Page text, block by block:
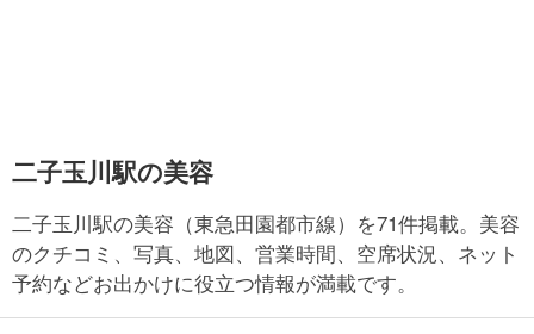
二子玉川駅の美容
二子玉川駅の美容（東急田園都市線）を71件掲載。美容
のクチコミ、写真、地図、営業時間、空席状況、ネット
予約などお出かけに役立つ情報が満載です。